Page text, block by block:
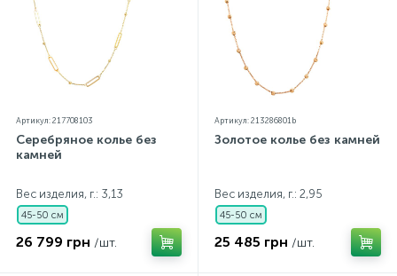
Артикул: 217708103
Серебряное колье без
камней
Вес изделия, г.: 3,13
45-50 см
26 799 грн /шт.
Артикул: 213286801b
Золотое колье без камней
Вес изделия, г.: 2,95
45-50 см
25 485 грн /шт.